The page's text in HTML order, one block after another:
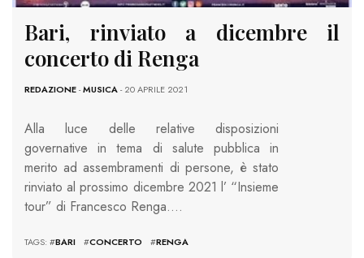
Bari, rinviato a dicembre il
concerto di Renga
REDAZIONE-MUSICA- 20 APRILE 2021
Alla luce delle relative disposizioni
governative in tema di salute pubblica in
merito ad assembramenti di persone, è stato
rinviato al prossimo dicembre 2021 l’ “Insieme
tour” di Francesco Renga….
TAGS: #BARI #CONCERTO #RENGA